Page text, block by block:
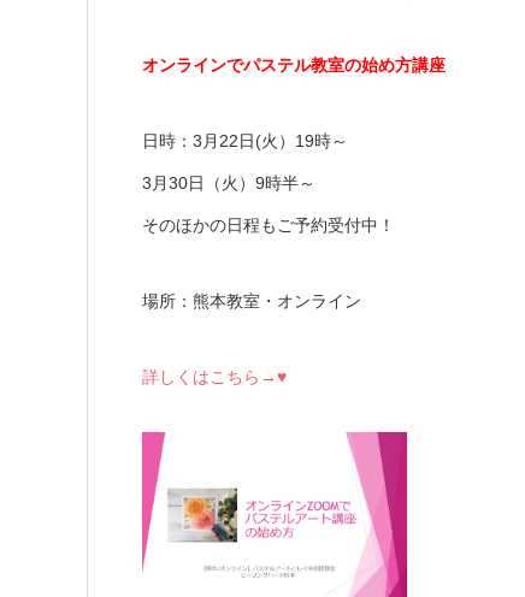
オンラインでパステル教室の始め方講座
日時：3月22日(火）19時～
3月30日（火）9時半～
そのほかの日程もご予約受付中！
場所：熊本教室・オンライン
詳しくはこちら→♥